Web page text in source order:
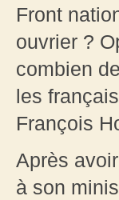
Front
ouvrier ?
combien
les
François
Après
à son